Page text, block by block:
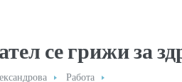
се грижи за
Работа